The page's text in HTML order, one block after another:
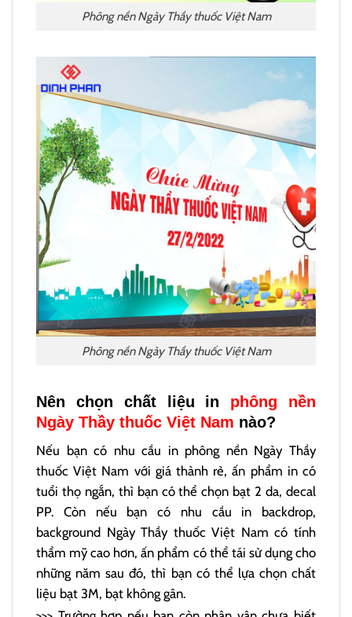
Phông nền Ngày Thầy thuốc Việt Nam
Phông nền Ngày Thầy thuốc Việt Nam
Nên chọn chất liệu in phông nền
Ngày Thầy thuốc Việt Nam nào?
Nếu bạn có nhu cầu in phông nền Ngày Thầy
thuốc Việt Nam với giá thành rẻ, ấn phẩm in có
tuổi thọ ngắn, thì bạn có thể chọn bạt 2 da, decal
PP. Còn nếu bạn có nhu cầu in backdrop,
background Ngày Thầy thuốc Việt Nam có tính
thẩm mỹ cao hơn, ấn phẩm có thể tái sử dụng cho
những năm sau đó, thì bạn có thể lựa chọn chất
liệu bạt 3M, bạt không gân.